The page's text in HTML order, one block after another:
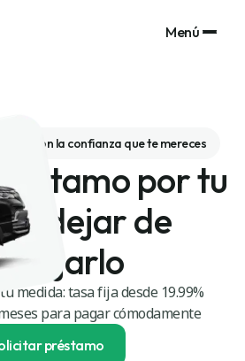
Menú
con la confianza que te mereces
por tu
dejar de
medida: tasa fija desde 19.99%
para pagar cómodamente
préstamo